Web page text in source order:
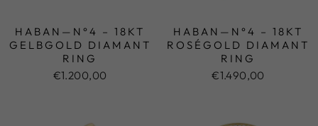
HABAN—N°4 – 18KT
GELBGOLD DIAMANT
RING
€1.200,00
HABAN—N°4 – 18KT
ROSÉGOLD DIAMANT
RING
€1.490,00